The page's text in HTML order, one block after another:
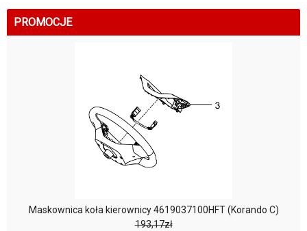
PROMOCJE
Maskownica koła kierownicy 4619037100HFT (Korando C)
193,17zł